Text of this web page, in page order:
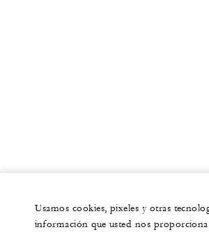
Usamos cookies, pixeles y otras
información que usted nos